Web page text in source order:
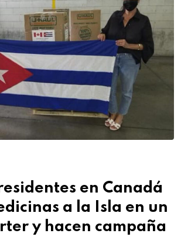
en Canadá
a la Isla en un
y hacen campaña